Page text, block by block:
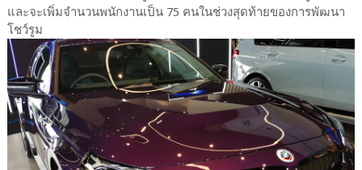
และจะเพิ่มจำนวนพนักงานเป็น 75 คนในช่วงสุดท้ายของการพัฒนา
โชว์รูม